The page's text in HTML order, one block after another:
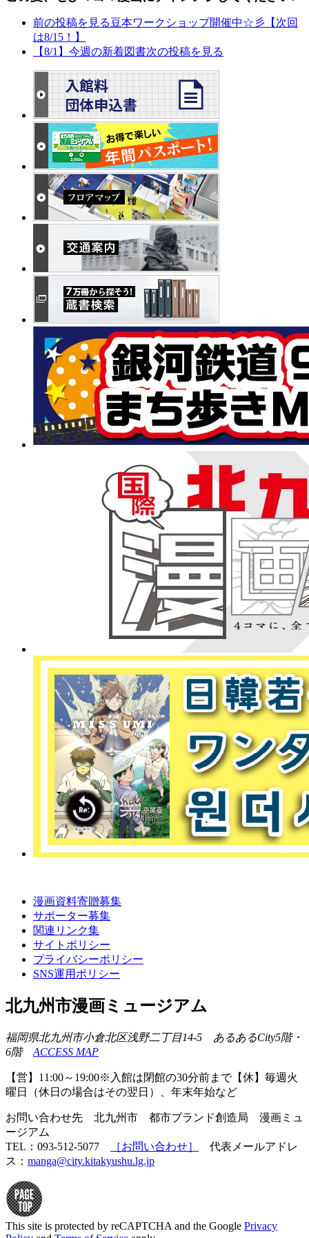
前の投稿を見る豆本ワークショップ開催中☆彡【次回
は8/15！】
【8/1】今週の新着図書次の投稿を見る
漫画資料寄贈募集
サポーター募集
関連リンク集
サイトポリシー
プライバシーポリシー
SNS運用ポリシー
北九州市漫画ミュージアム
福岡県北九州市小倉北区浅野二丁目14-5 あるあるCity5階・
6階 ACCESS MAP
【営】11:00～19:00※入館は閉館の30分前まで【休】毎週火
曜日（休日の場合はその翌日）、年末年始など
お問い合わせ先 北九州市 都市ブランド創造局 漫画ミュ
ージアム
TEL：093-512-5077
［お問い合わせ］
代表メールアドレ
ス： manga@city.kitakyushu.lg.jp
This site is protected by reCAPTCHA and the Google Privacy